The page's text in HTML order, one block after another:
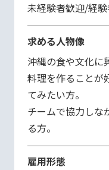
未経験者歓迎/経
求める人物像
沖縄の食や文化に
料理を作ることが
てみたい方。
チームで協力しな
る方。
雇用形態